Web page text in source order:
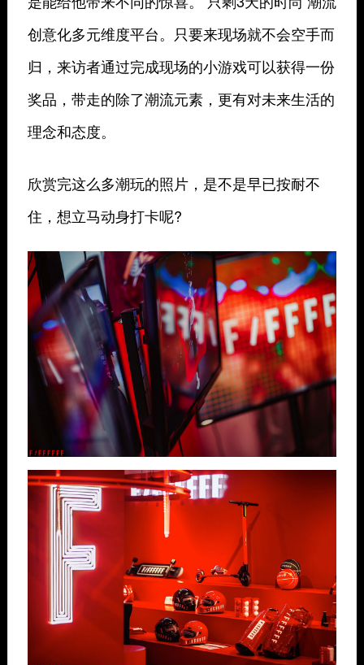
创意化多元维度平台。只要来现场就不会空手而
归，来访者通过完成现场的小游戏可以获得一份
奖品，带走的除了潮流元素，更有对未来生活的
理念和态度。
欣赏完这么多潮玩的照片，是不是早已按耐不
住，想立马动身打卡呢?